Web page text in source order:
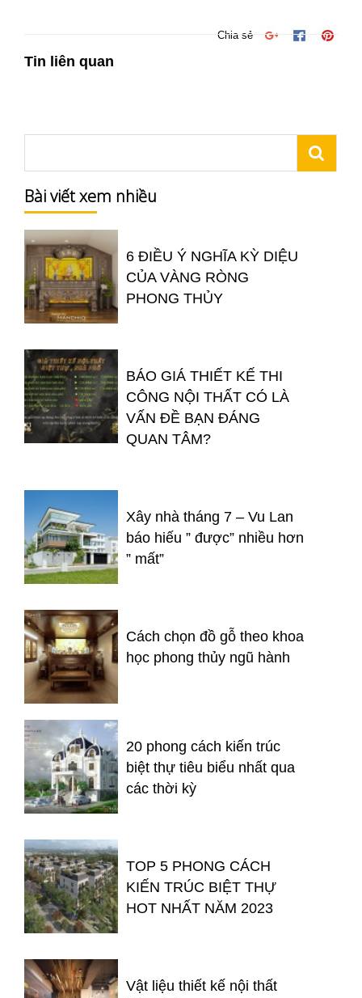
Chia sẻ
Tin liên quan
Bài viết xem nhiều
6 ĐIỀU Ý NGHĨA KỲ DIỆU
CỦA VÀNG RÒNG
PHONG THỦY
BÁO GIÁ THIẾT KẾ THI
CÔNG NỘI THẤT CÓ LÀ
VẤN ĐỀ BẠN ĐÁNG
QUAN TÂM?
Xây nhà tháng 7 – Vu Lan
báo hiếu ” được” nhiều hơn
” mất”
Cách chọn đồ gỗ theo khoa
học phong thủy ngũ hành
20 phong cách kiến trúc
biệt thự tiêu biểu nhất qua
các thời kỳ
TOP 5 PHONG CÁCH
KIẾN TRÚC BIỆT THỰ
HOT NHẤT NĂM 2023
Vật liệu thiết kế nội thất